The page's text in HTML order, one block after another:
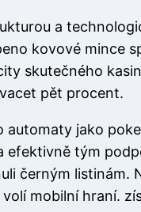
a
kovové mince
skutečného
pět procent.
jako
tým
černým listinám.
mobilní hraní.